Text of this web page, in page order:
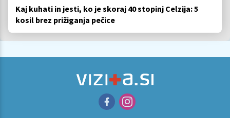
Kaj kuhati in jesti, ko je skoraj 40 stopinj Celzija: 5
kosil brez prižiganja pečice